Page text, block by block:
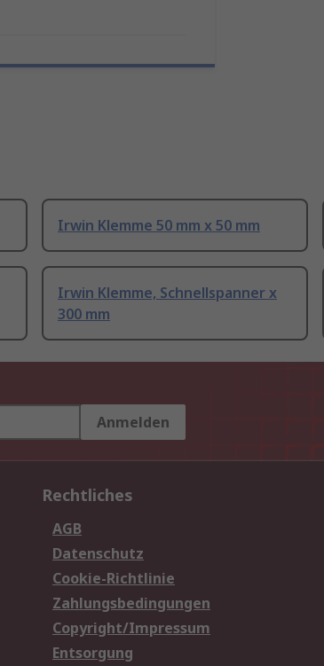
Irwin Klemme 50 mm x 50 mm
Irwin Klemme, Schnellspanner x
300 mm
Anmelden
Rechtliches
AGB
Datenschutz
Cookie-Richtlinie
Zahlungsbedingungen
Copyright/Impressum
Entsorgung